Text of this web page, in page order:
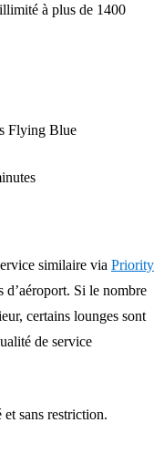
à plus de 1400
Flying Blue
similaire via Priority
d’aéroport. Si le nombre
certains lounges sont
de service
sans restriction.